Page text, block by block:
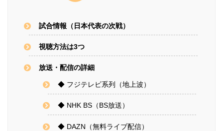
試合情報（日本代表の次戦）
視聴方法は3つ
放送・配信の詳細
◆ フジテレビ系列（地上波）
◆ NHK BS（BS放送）
◆ DAZN（無料ライブ配信）